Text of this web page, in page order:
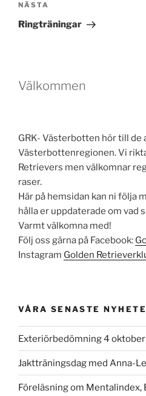
Nästa
inlägg
NÄSTA
Ringträningar
Välkommen
GRK- Västerbotten hör till de
Västerbottenregionen. Vi
Retrievers men välkomnar
raser.
Här på hemsidan kan ni följa
hålla er uppdaterade om vad
Varmt välkomna med!
Följ oss gärna på Facebook:
Instagram Golden
VÅRA SENASTE
Exteriörbedömning 4 oktober
Jaktträningsdag med Anna-
Föreläsning om Mentalindex,